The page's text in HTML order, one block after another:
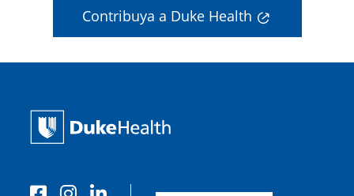
Contribuya a Duke Health